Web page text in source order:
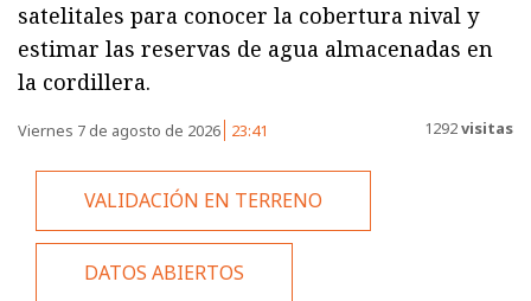
satelitales para conocer la cobertura nival y
estimar las reservas de agua almacenadas en
la cordillera.
Viernes 7 de agosto de 2026 23:41 1292visitas
VALIDACIÓN EN TERRENO
DATOS ABIERTOS